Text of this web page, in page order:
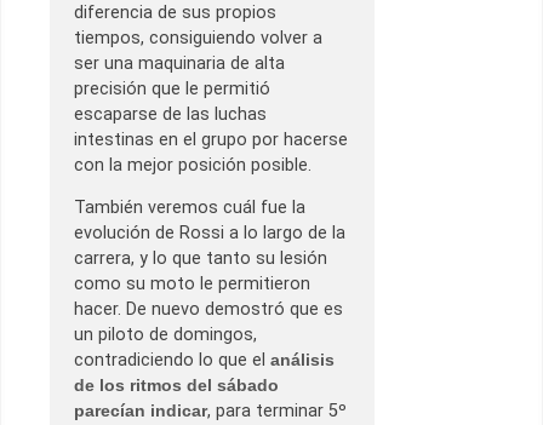
diferencia de sus propios
tiempos, consiguiendo volver a
ser una maquinaria de alta
precisión que le permitió
escaparse de las luchas
intestinas en el grupo por hacerse
con la mejor posición posible.
También veremos cuál fue la
evolución de Rossi a lo largo de la
carrera, y lo que tanto su lesión
como su moto le permitieron
hacer. De nuevo demostró que es
un piloto de domingos,
contradiciendo lo que el análisis
de los ritmos del sábado
parecían indicar, para terminar 5º